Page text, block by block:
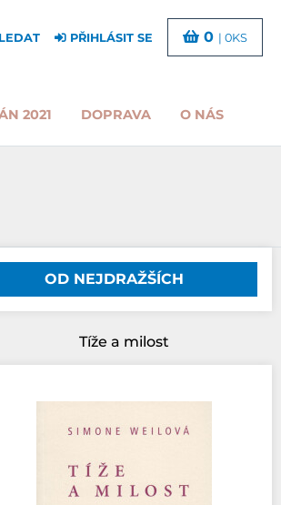
2021 DOPRAVA O NÁS
PŘIHLÁSIT SE 0 | 0KS
OD NEJDRAŽŠÍCH
Tíže a milost